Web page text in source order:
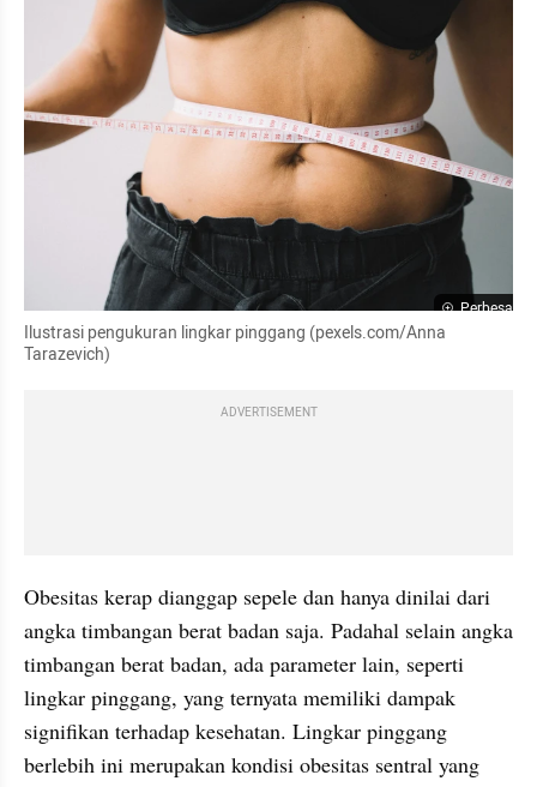
Perbesar
Ilustrasi pengukuran lingkar pinggang (pexels.com/Anna
Tarazevich)
ADVERTISEMENT
Obesitas kerap dianggap sepele dan hanya dinilai dari
angka timbangan berat badan saja. Padahal selain angka
timbangan berat badan, ada parameter lain, seperti
lingkar pinggang, yang ternyata memiliki dampak
signifikan terhadap kesehatan. Lingkar pinggang
berlebih ini merupakan kondisi obesitas sentral yang